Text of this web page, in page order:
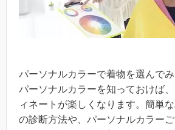
パーソナルカラーで着物を選んで
パーソナルカラーを知っておけば
ィネートが楽しくなります。簡単
の診断方法や、パーソナルカラー